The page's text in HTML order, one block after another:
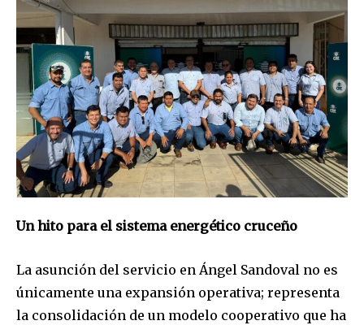
SUBSCRIBE
I've read and accept thePrivacy Policy.
Un hito para el sistema energético cruceño
La asunción del servicio en Ángel Sandoval no es
únicamente una expansión operativa; representa
la consolidación de un modelo cooperativo que ha